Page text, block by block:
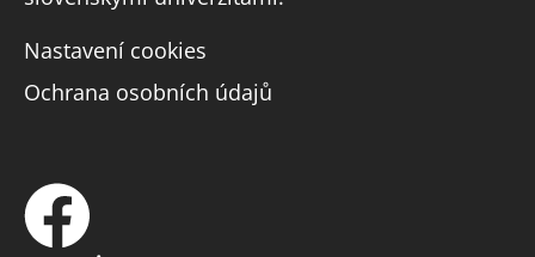
Nastavení cookies
Ochrana osobních údajů